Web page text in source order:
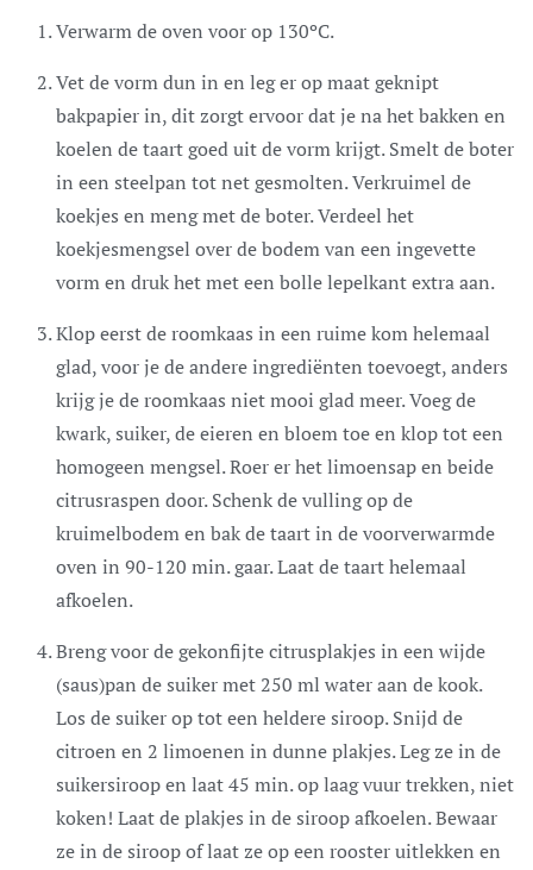
Verwarm de oven voor op 130ºC.
Vet de vorm dun in en leg er op maat geknipt
bakpapier in, dit zorgt ervoor dat je na het bakken en
koelen de taart goed uit de vorm krijgt. Smelt de boter
in een steelpan tot net gesmolten. Verkruimel de
koekjes en meng met de boter. Verdeel het
koekjesmengsel over de bodem van een ingevette
vorm en druk het met een bolle lepelkant extra aan.
Klop eerst de roomkaas in een ruime kom helemaal
glad, voor je de andere ingrediënten toevoegt, anders
krijg je de roomkaas niet mooi glad meer. Voeg de
kwark, suiker, de eieren en bloem toe en klop tot een
homogeen mengsel. Roer er het limoensap en beide
citrusraspen door. Schenk de vulling op de
kruimelbodem en bak de taart in de voorverwarmde
oven in 90-120 min. gaar. Laat de taart helemaal
afkoelen.
Breng voor de gekonfijte citrusplakjes in een wijde
(saus)pan de suiker met 250 ml water aan de kook.
Los de suiker op tot een heldere siroop. Snijd de
citroen en 2 limoenen in dunne plakjes. Leg ze in de
suikersiroop en laat 45 min. op laag vuur trekken, niet
koken! Laat de plakjes in de siroop afkoelen. Bewaar
ze in de siroop of laat ze op een rooster uitlekken en